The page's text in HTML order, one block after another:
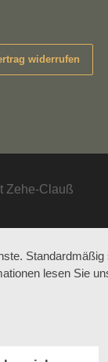
widerrufen
Zehe-Clauß
lesen Sie